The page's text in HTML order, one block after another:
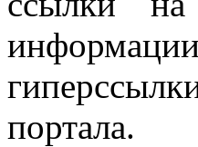
портала.